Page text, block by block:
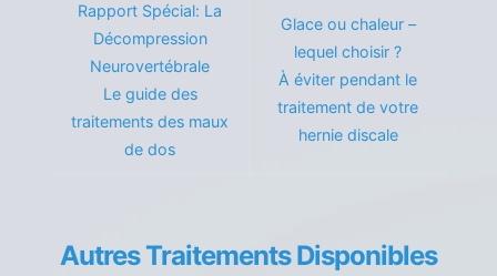
Rapport Spécial: La
Décompression
Neurovertébrale
Le guide des
traitements des maux
de dos
Glace ou chaleur –
lequel choisir ?
À éviter pendant le
traitement de votre
hernie discale
Autres Traitements Disponibles